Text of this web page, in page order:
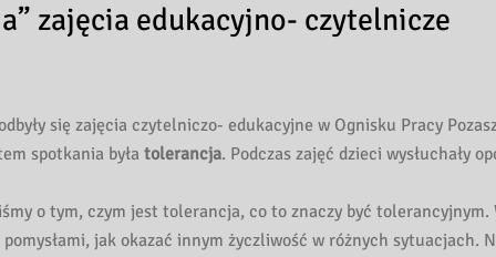
zajęcia edukacyjno- czytelnicze
się zajęcia czytelniczo- edukacyjne w Ognisku Pracy
spotkania była tolerancja. Podczas zajęć dzieci wysłuchały
o tym, czym jest tolerancja, co to znaczy być
jak okazać innym życzliwość w różnych sytuacjach.